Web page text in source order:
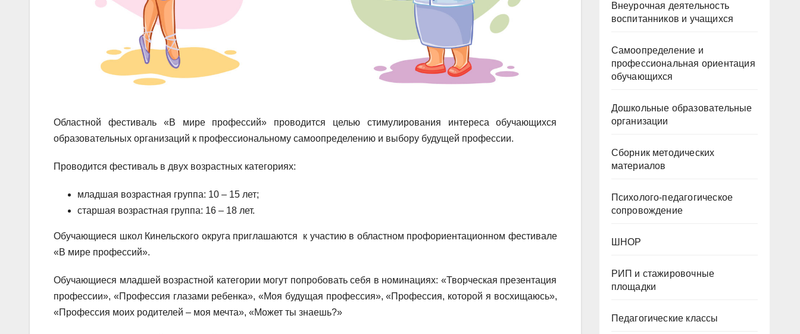
Областной фестиваль «В мире профессий» проводится целью стимулирования интереса обучающихся
образовательных организаций к профессиональному самоопределению и выбору будущей профессии.
Проводится фестиваль в двух возрастных категориях:
младшая возрастная группа: 10 – 15 лет;
старшая возрастная группа: 16 – 18 лет.
Обучающиеся школ Кинельского округа приглашаются к участию в областном профориентационном фестивале
«В мире профессий».
Обучающиеся младшей возрастной категории могут попробовать себя в номинациях: «Творческая презентация
профессии», «Профессия глазами ребенка», «Моя будущая профессия», «Профессия, которой я восхищаюсь»,
«Профессия моих родителей – моя мечта», «Может ты знаешь?»
Внеурочная деятельность
воспитанников и учащихся
Самоопределение и
профессиональная ориентация
обучающихся
Дошкольные образовательные
организации
Сборник методических
материалов
Психолого-педагогическое
сопровождение
ШНОР
РИП и стажировочные
площадки
Педагогические классы